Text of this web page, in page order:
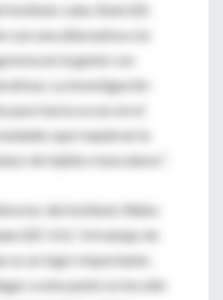
Jules Stein (EE
son una alternativa a la
en la gente con
La investigación
hacia su uso en el
que requieran la
de tejidos musculares”.
del Instituto Wake
(EE UU), “el trabajo de
es un logro importante,
a este punto no ha sido